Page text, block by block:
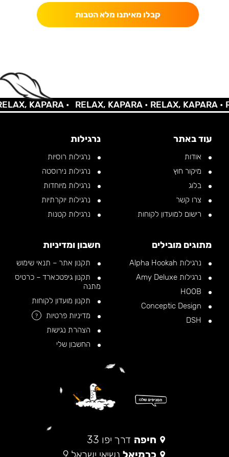
קבלו מאיתנו מלא הטבות
KAPARA • RELAX, KAPARA •RELAX, KAPARA •
עוד באתר
אודות
מיקור חוץ
בלוג
צרו קשר
רישום למועדון לקוחות
נרגילות
נרגילות רוסיות
נרגילות נירוסטה
נרגילות מיוחדות
נרגילות יוקרתיות
נרגילות קטנות
מתוגים מובילים
נרגילות Alpha Hookah
נרגילות Amy Deluxe
חשבון ומדיניות
תקנון אתר – תנאי שימוש
תקנון גיפטכארד – כרטיס
מתנה
תקנון מועדון לקוחות
מדיניות פרטיות
?
הצהרת נגישות
החשבון שלי
חיפה דרך יפו 33
כרמיאל נשיאי ישראל 9